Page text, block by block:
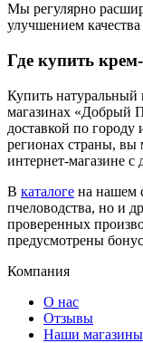
Мы регулярно
улучшением
Где купить
Купить
магазинах «Добрый
доставкой по
регионах страны, вы
интернет-магазине с
В каталоге на нашем
пчеловодства, но и
проверенных
предусмотрены
Компания
О нас
Отзывы
Наши магазины